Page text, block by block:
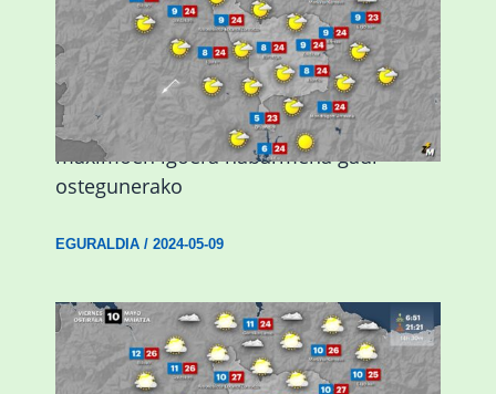
Giro eguzkitsua eta tenperatura
maximoen igoera nabarmena gaur
ostegunerako
EGURALDIA/ 2024-05-09